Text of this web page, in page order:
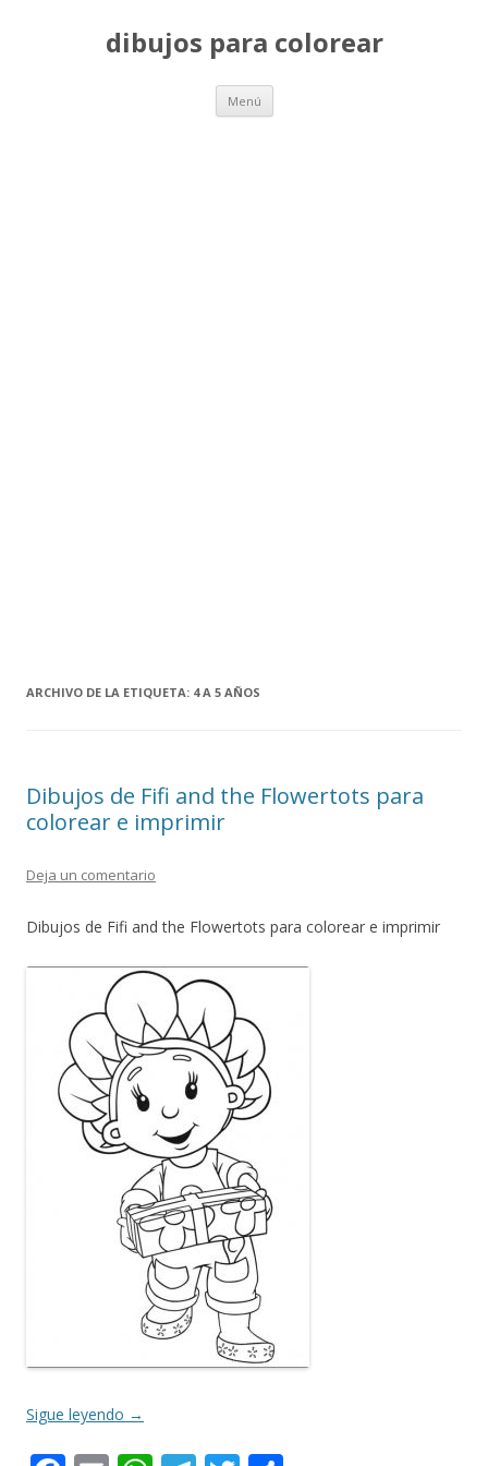
dibujos para colorear
Menú Saltar
contenido
ARCHIVO DE LA ETIQUETA: 4 A 5 AÑOS
Dibujos de Fifi and the Flowertots para
colorear e imprimir
Deja un comentario
Dibujos de Fifi and the Flowertots para colorear e imprimir
Sigue leyendo →